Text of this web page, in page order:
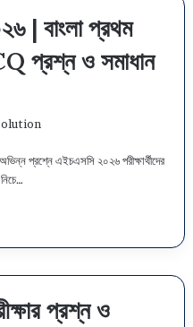
| বাংলা প্রথম
প্রশ্ন ও সমাধান
প্রশ্নে এইচএসসি ২০২৬ পরীক্ষার্থীদের
প্রশ্ন ও